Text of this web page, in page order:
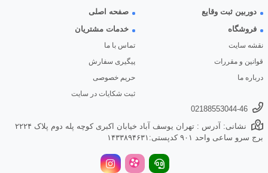
دوربین ثبت وقایع
صفحه اصلی
فروشگاه
نقشه سایت
قوانین و مقررات
درباره ما
خدمات مشتریان
تماس با ما
پیگیری سفارش
حریم خصوصی
ثبت شکایات در سایت
02188553044-46
نشانی: آدرس : تهران یوسف آباد خیابان اکبری کوچه پله دوم پلاک ۲۲۲۴
برج سرو ساعی واحد ۹۰۱ کدپستی:۱۴۳۳۸۹۴۶۳۱